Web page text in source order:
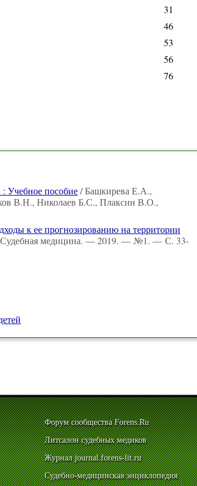
31
46
53
56
76
Учебное пособие/ Башкирева Е.А.,
В.Н., Николаев Б.С., Плаксин В.О.,
к ее прогнозированию на территории
Судебная медицина. — 2019. — №1. — С. 33-
Форум сообщества Forens.Ru
Литсалон судебных медиков
Журнал journal.forens-lit.ru
Судебно-медицинская энциклопедия